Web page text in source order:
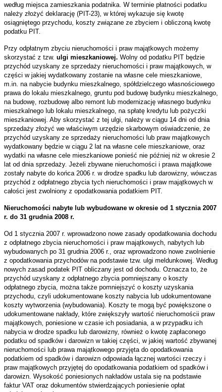
według miejsca zamieszkania podatnika. W terminie płatności podatku
należy złożyć deklarację (PIT-23), w której wykazuje się kwotę
osiągniętego przychodu, koszty związane ze zbyciem i obliczoną kwotę
podatku PIT.
Przy odpłatnym zbyciu nieruchomości i praw majątkowych możemy
skorzystać z tzw. ulgi mieszkaniowej. Wolny od podatku PIT będzie
przychód uzyskany ze sprzedaży nieruchomości i praw majątkowych, w
części w jakiej wydatkowany zostanie na własne cele mieszkaniowe,
m.in. na nabycie budynku mieszkalnego, spółdzielczego własnościowego
prawa do lokalu mieszkalnego, gruntu pod budowę budynku mieszkalnego,
na budowę, rozbudowę albo remont lub modernizację własnego budynku
mieszkalnego lub lokalu mieszkalnego, na spłatę kredytu lub pożyczki
mieszkaniowej. Aby skorzystać z tej ulgi, należy w ciągu 14 dni od dnia
sprzedaży złożyć we właściwym urzędzie skarbowym oświadczenie, że
przychód uzyskany ze sprzedaży nieruchomości lub praw majątkowych
wydatkowany będzie w ciągu 2 lat na własne cele mieszkaniowe, oraz
wydatki na własne cele mieszkaniowe ponieść nie później niż w okresie 2
lat od dnia sprzedaży. Jeżeli zbywane nieruchomości i prawa majątkowe
zostały nabyte do końca 2006 r. w drodze spadku lub darowizny, wówczas
przychód z odpłatnego zbycia tych nieruchomości i praw majątkowych w
całości jest zwolniony z opodatkowania podatkiem PIT.
Nieruchomości nabyte lub wybudowane w okresie od 1 stycznia 2007
r. do 31 grudnia 2008 r.
Od 1 stycznia 2007 r. wprowadzono nowe zasady opodatkowania dochodu
z odpłatnego zbycia nieruchomości i praw majątkowych, nabytych lub
wybudowanych po 31 grudnia 2006 r., oraz wprowadzono nowe zwolnienie
z opodatkowania przychodów na podstawie tzw. ulgi meldunkowej. Według
nowych zasad podatek PIT obliczany jest od dochodu. Oznacza to, że
przychód uzyskany z odpłatnego zbycia pomniejszany o koszty
odpłatnego zbycia, można także pomniejszyć o koszty uzyskania
przychodu, czyli udokumentowane koszty nabycia lub udokumentowane
koszty wytworzenia (wybudowania). Koszty te mogą być powiększone o
udokumentowane nakłady, które zwiększyły wartość nieruchomościi praw
majątkowych, poniesione w czasie ich posiadania, a w przypadku ich
nabycia w drodze spadku lub darowizny, również o kwotę zapłaconego
podatku od spadków i darowizn w takiej części, w jakiej wartość zbywanej
nieruchomości lub prawa majątkowego przyjęta do opodatkowania
podatkiem od spadków i darowizn odpowiada łącznej wartości rzeczy i
praw majątkowych przyjętej do opodatkowania podatkiem od spadków i
darowizn. Wysokość poniesionych nakładów ustala się na podstawie
faktur VAT oraz dokumentów stwierdzających poniesienie opłat